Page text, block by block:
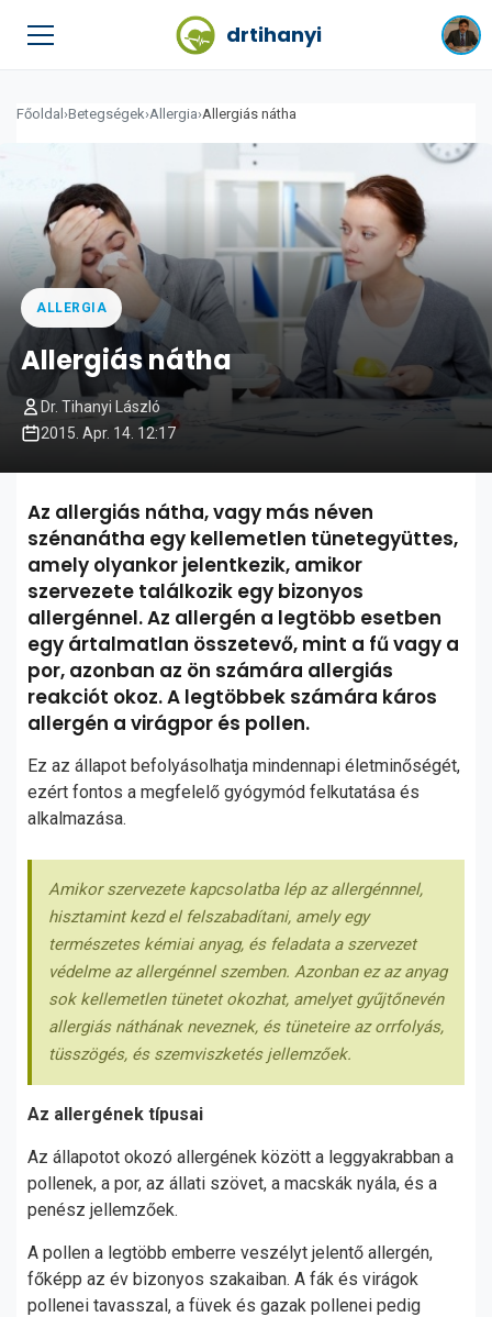
drtihanyi
Főoldal ›Betegségek›Allergia›Allergiás nátha
ALLERGIA
Allergiás nátha
Dr. Tihanyi László
2015. Apr. 14. 12:17
Az allergiás nátha, vagy más néven
szénanátha egy kellemetlen tünetegyüttes,
amely olyankor jelentkezik, amikor
szervezete találkozik egy bizonyos
allergénnel. Az allergén a legtöbb esetben
egy ártalmatlan összetevő, mint a fű vagy a
por, azonban az ön számára allergiás
reakciót okoz. A legtöbbek számára káros
allergén a virágpor és pollen.
Ez az állapot befolyásolhatja mindennapi életminőségét,
ezért fontos a megfelelő gyógymód felkutatása és
alkalmazása.
Amikor szervezete kapcsolatba lép az allergénnnel,
hisztamint kezd el felszabadítani, amely egy
természetes kémiai anyag, és feladata a szervezet
védelme az allergénnel szemben. Azonban ez az anyag
sok kellemetlen tünetet okozhat, amelyet gyűjtőnevén
allergiás náthának neveznek, és tüneteire az orrfolyás,
tüsszögés, és szemviszketés jellemzőek.
Az allergének típusai
Az állapotot okozó allergének között a leggyakrabban a
pollenek, a por, az állati szövet, a macskák nyála, és a
penész jellemzőek.
A pollen a legtöbb emberre veszélyt jelentő allergén,
főképp az év bizonyos szakaiban. A fák és virágok
pollenei tavasszal, a füvek és gazak pollenei pedig